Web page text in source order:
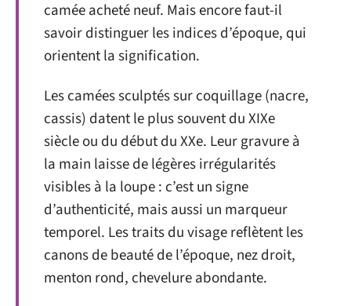
camée acheté neuf. Mais encore faut-il
savoir distinguer les indices d’époque, qui
orientent la signification.
Les camées sculptés sur coquillage (nacre,
cassis) datent le plus souvent du XIXe
siècle ou du début du XXe. Leur gravure à
la main laisse de légères irrégularités
visibles à la loupe : c’est un signe
d’authenticité, mais aussi un marqueur
temporel. Les traits du visage reflètent les
canons de beauté de l’époque, nez droit,
menton rond, chevelure abondante.